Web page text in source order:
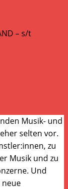
Musik- und
selten vor.
zu
Musik und zu
Und